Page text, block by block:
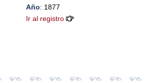
Año: 1877
Ir al registro